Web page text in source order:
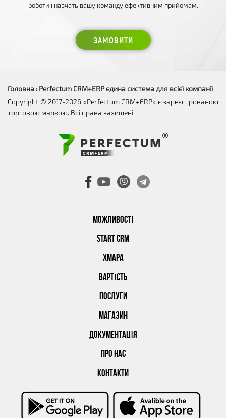
роботи і навчать вашу команду ефективним прийомам.
ЗАМОВИТИ
МОЖЛИВОСТІ
START CRM
ХМАРА
ВАРТІСТЬ
ПОСЛУГИ
МАГАЗИН
ДОКУМЕНТАЦІЯ
ПРО НАС
КОНТАКТИ
Головна › Perfectum CRM+ERP єдина система для всієї компанії
Copyright © 2017-2026 «Perfectum CRM+ERP» є зареєстрованою
торговою маркою. Всі права захищені.